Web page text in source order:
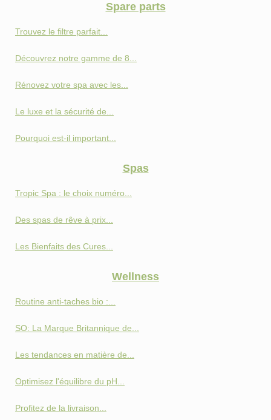
Spare parts
Trouvez le filtre parfait...
Découvrez notre gamme de 8...
Rénovez votre spa avec les...
Le luxe et la sécurité de...
Pourquoi est-il important...
Spas
Tropic Spa : le choix numéro...
Des spas de rêve à prix...
Les Bienfaits des Cures...
Wellness
Routine anti‑taches bio :...
SO: La Marque Britannique de...
Les tendances en matière de...
Optimisez l'équilibre du pH...
Profitez de la livraison...